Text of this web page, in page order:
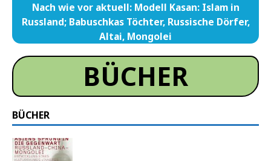
Nach wie vor aktuell: Modell Kasan: Islam in
Russland; Babuschkas Töchter, Russische Dörfer,
Altai, Mongolei
BÜCHER
BÜCHER